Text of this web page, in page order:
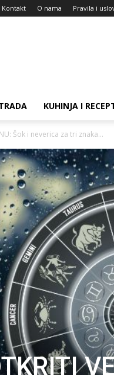
Kontakt O nama Pravila i
KUHINJA I
Šok i neverica za tri znaka...